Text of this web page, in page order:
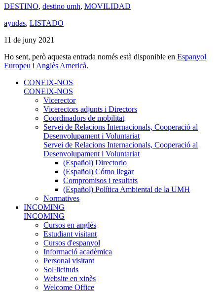
DESTINO, destino umh, MOVILIDAD
ayudas, LISTADO
11 de juny 2021
Ho sent, però aquesta entrada només està disponible en Espanyol
Europeu i Anglès Americà.
CONEIX-NOS
CONEIX-NOS
Vicerector
Vicerectors adjunts i Directors
Coordinadors de mobilitat
Servei de Relacions Internacionals, Cooperació al
Desenvolupament i Voluntariat
Servei de Relacions Internacionals, Cooperació al
Desenvolupament i Voluntariat
(Español) Directorio
(Español) Cómo llegar
Compromisos i resultats
(Español) Política Ambiental de la UMH
Normatives
INCOMING
INCOMING
Cursos en anglés
Estudiant visitant
Cursos d'espanyol
Informació acadèmica
Personal visitant
Sol·licituds
Website en xinès
Welcome Office